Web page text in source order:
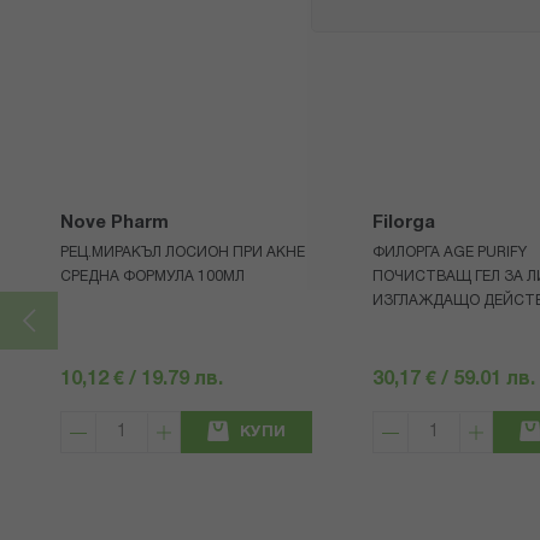
Nove Pharm
РЕЦ.МИРАКЪЛ ЛОСИОН ПРИ АКНЕ
СРЕДНА ФОРМУЛА 100МЛ
10,12 € / 19.79 лв.
КУПИ
Filorga
ФИЛОРГА AGE PURIFY
ПОЧИСТВАЩ ГЕЛ ЗА
ИЗГЛАЖДАЩО
30,17 € / 59.01 лв.